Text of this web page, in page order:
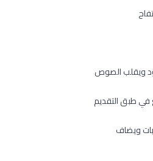
ويقلب الصوص
في طبق التقديم
ويضاف